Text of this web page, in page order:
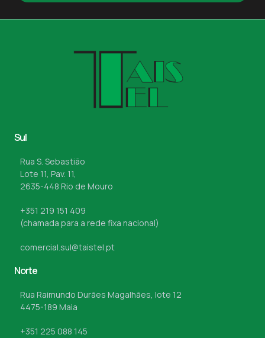
Sul
Rua S. Sebastião
Lote 11, Pav. 11,
2635-448 Rio de Mouro
+351 219 151 409
(chamada para a rede fixa nacional)
comercial.sul@taistel.pt
Norte
Rua Raimundo Durães Magalhães, lote 12
4475-189 Maia
+351 225 088 145